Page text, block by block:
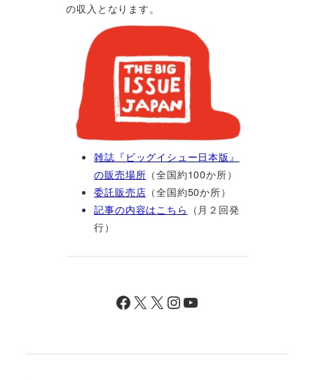
の収入となります。
雑誌『ビッグイシュー日本版』
の販売場所 （全国約100か所）
委託販売店 （全国約50か所）
記事の内容はこちら （月２回発
行）
Facebook X X InstagramYouTube